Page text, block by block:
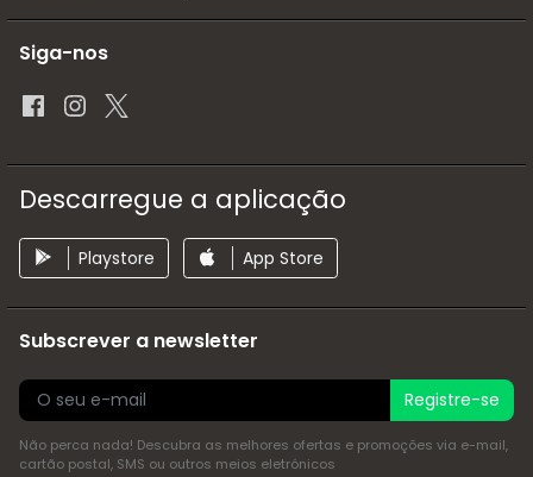
Siga-nos
Descarregue a aplicação
Playstore App Store
Subscrever a newsletter
Registre-se
Não perca nada! Descubra as melhores ofertas e promoções via e-mail,
cartão postal, SMS ou outros meios eletrónicos